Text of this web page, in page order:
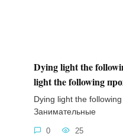
Dying light the
light the following
Dying light the
Занимательные
0 25